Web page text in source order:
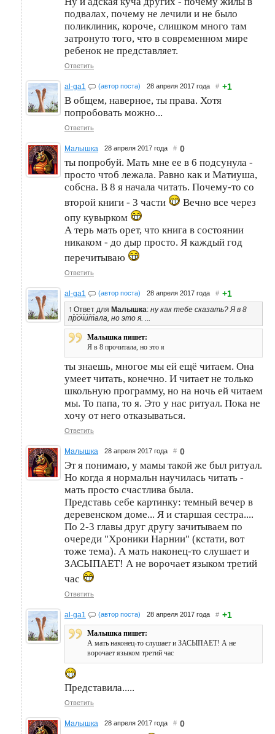
подвалах, почему не лечили и не было
поликлиник, короче, слишком много там
затронуто того, что в современном мире
ребенок не представляет.
Ответить
al-ga1 (автор поста) 28 апреля 2017 года # +1
В общем, наверное, ты права. Хотя
попробовать можно...
Ответить
Малышка 28 апреля 2017 года # 0
ты попробуй. Мать мне ее в 6 подсунула -
просто чтоб лежала. Равно как и Матиуша,
собсна. В 8 я начала читать. Почему-то со
второй книги - 3 части
Вечно все через
опу кувырком
А терь мать орет, что книга в состоянии
никаком - до дыр просто. Я каждый год
перечитываю
Ответить
al-ga1 (автор поста) 28 апреля 2017 года # +1
↑ Ответ для Малышка: ну как тебе сказать? Я в 8
прочитала, но это я. ...
Малышка пишет:
Я в 8 прочитала, но это я
ты знаешь, многое мы ей ещё читаем. Она
умеет читать, конечно. И читает не только
школьную программу, но на ночь ей читаем
мы. То папа, то я. Это у нас ритуал. Пока не
хочу от него отказываться.
Ответить
Малышка 28 апреля 2017 года # 0
Эт я понимаю, у мамы такой же был ритуал.
Но когда я нормальн научилась читать -
мать просто счастлива была.
Представь себе картинку: темный вечер в
деревенском доме... Я и старшая сестра....
По 2-3 главы друг другу зачитываем по
очереди "Хроники Нарнии" (кстати, вот
тоже тема). А мать наконец-то слушает и
ЗАСЫПАЕТ! А не ворочает языком третий
час
Ответить
al-ga1 (автор поста) 28 апреля 2017 года # +1
Малышка пишет:
А мать наконец-то слушает и ЗАСЫПАЕТ! А не
ворочает языком третий час
Представила.....
Ответить
Малышка 28 апреля 2017 года # 0